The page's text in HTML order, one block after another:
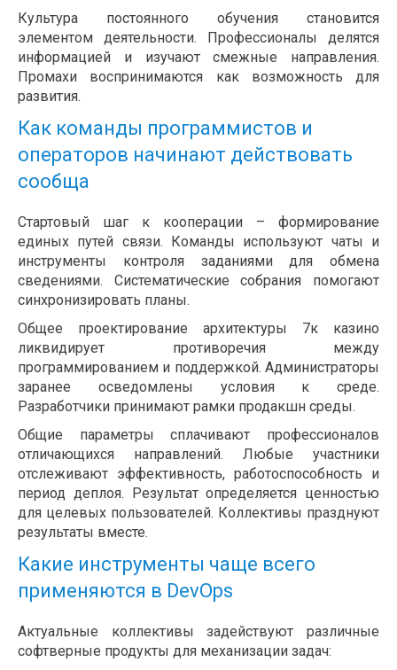
Культура постоянного обучения становится
элементом деятельности. Профессионалы делятся
информацией и изучают смежные направления.
Промахи воспринимаются как возможность для
развития.
Как команды программистов и
операторов начинают действовать
сообща
Стартовый шаг к кооперации – формирование
единых путей связи. Команды используют чаты и
инструменты контроля заданиями для обмена
сведениями. Систематические собрания помогают
синхронизировать планы.
Общее проектирование архитектуры 7к казино
ликвидирует противоречия между
программированием и поддержкой. Администраторы
заранее осведомлены условия к среде.
Разработчики принимают рамки продакшн среды.
Общие параметры сплачивают профессионалов
отличающихся направлений. Любые участники
отслеживают эффективность, работоспособность и
период деплоя. Результат определяется ценностью
для целевых пользователей. Коллективы празднуют
результаты вместе.
Какие инструменты чаще всего
применяются в DevOps
Актуальные коллективы задействуют различные
софтверные продукты для механизации задач: